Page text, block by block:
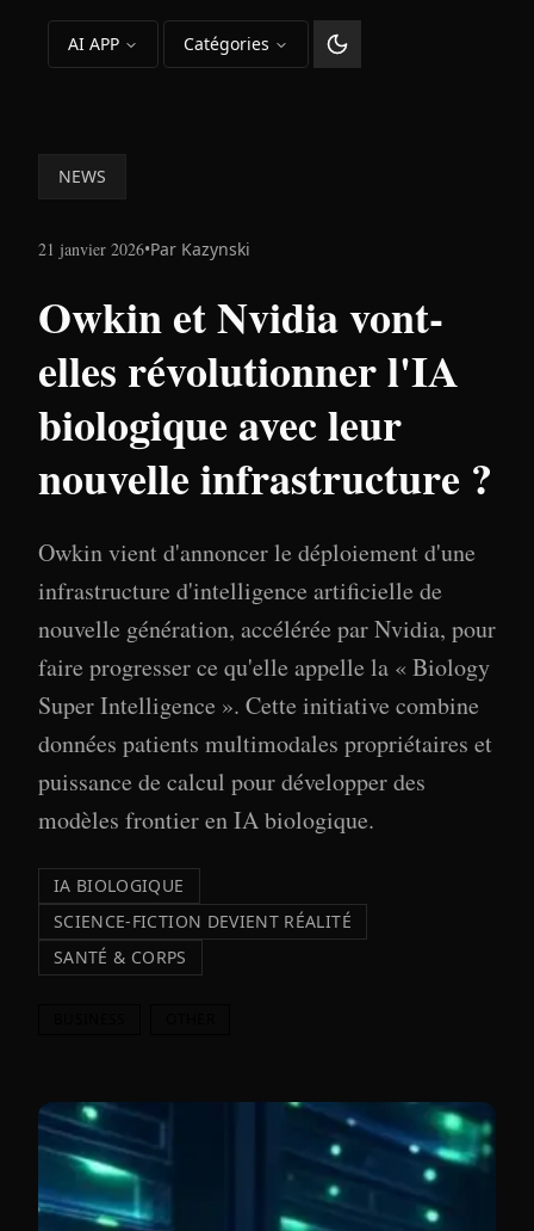
AI APP Catégories
Changer le thème
NEWS
21 janvier 2026•Par Kazynski
Owkin et Nvidia vont-
elles révolutionner l'IA
biologique avec leur
nouvelle infrastructure ?
Owkin vient d'annoncer le déploiement d'une
infrastructure d'intelligence artificielle de
nouvelle génération, accélérée par Nvidia, pour
faire progresser ce qu'elle appelle la « Biology
Super Intelligence ». Cette initiative combine
données patients multimodales propriétaires et
puissance de calcul pour développer des
modèles frontier en IA biologique.
IA BIOLOGIQUE
SCIENCE-FICTION DEVIENT RÉALITÉ
SANTÉ & CORPS